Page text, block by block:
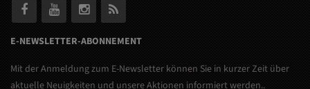
E-NEWSLETTER-ABONNEMENT
Mit der Anmeldung zum E-Newsletter können Sie in kurzer Zeit über
aktuelle Neuigkeiten und unsere Aktionen informiert werden..